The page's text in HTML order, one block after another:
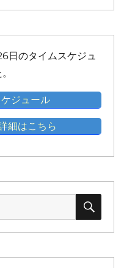
ン
ン
ン
ト)
ト)
ト)
日のタイムスケジュ
ジュール
細はこちら
検